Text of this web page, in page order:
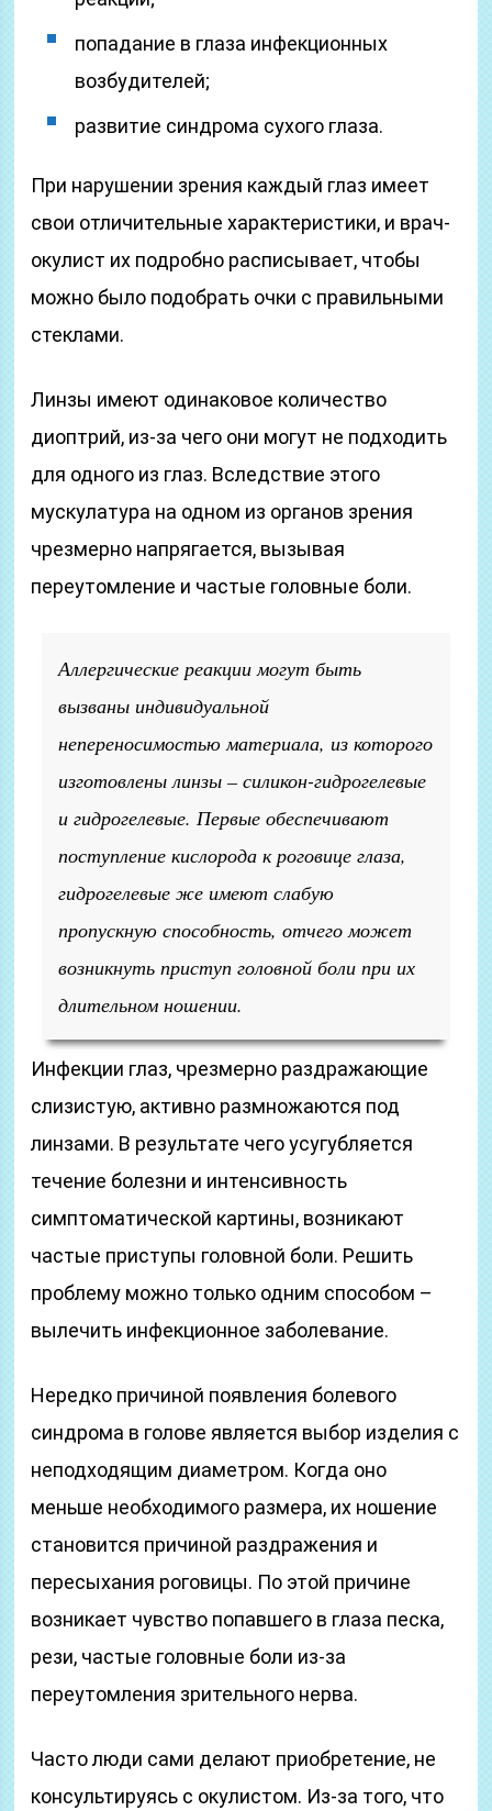
попадание в глаза инфекционных
возбудителей;
развитие синдрома сухого глаза.
При нарушении зрения каждый глаз имеет
свои отличительные характеристики, и врач-
окулист их подробно расписывает, чтобы
можно было подобрать очки с правильными
стеклами.
Линзы имеют одинаковое количество
диоптрий, из-за чего они могут не подходить
для одного из глаз. Вследствие этого
мускулатура на одном из органов зрения
чрезмерно напрягается, вызывая
переутомление и частые головные боли.
Аллергические реакции могут быть
вызваны индивидуальной
непереносимостью материала, из которого
изготовлены линзы – силикон-гидрогелевые
и гидрогелевые. Первые обеспечивают
поступление кислорода к роговице глаза,
гидрогелевые же имеют слабую
пропускную способность, отчего может
возникнуть приступ головной боли при их
длительном ношении.
Инфекции глаз, чрезмерно раздражающие
слизистую, активно размножаются под
линзами. В результате чего усугубляется
течение болезни и интенсивность
симптоматической картины, возникают
частые приступы головной боли. Решить
проблему можно только одним способом –
вылечить инфекционное заболевание.
Нередко причиной появления болевого
синдрома в голове является выбор изделия с
неподходящим диаметром. Когда оно
меньше необходимого размера, их ношение
становится причиной раздражения и
пересыхания роговицы. По этой причине
возникает чувство попавшего в глаза песка,
рези, частые головные боли из-за
переутомления зрительного нерва.
Часто люди сами делают приобретение, не
консультируясь с окулистом. Из-за того, что